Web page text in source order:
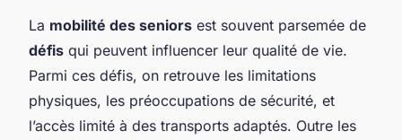
La mobilité des seniors est souvent parsemée de
défis qui peuvent influencer leur qualité de vie.
Parmi ces défis, on retrouve les limitations
physiques, les préoccupations de sécurité, et
l’accès limité à des transports adaptés. Outre les